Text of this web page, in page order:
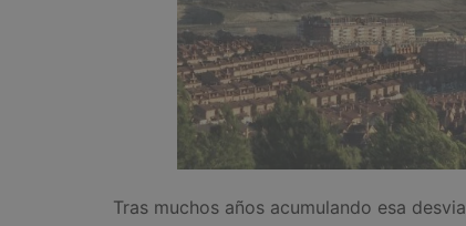
Tras muchos años acumulando esa